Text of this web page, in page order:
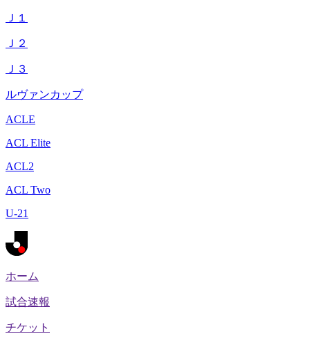
Ｊ１
Ｊ２
Ｊ３
ルヴァンカップ
ACLE
ACL Elite
ACL2
ACL Two
U-21
ホーム
試合速報
チケット